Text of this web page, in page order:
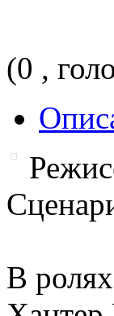
(0 ,
В